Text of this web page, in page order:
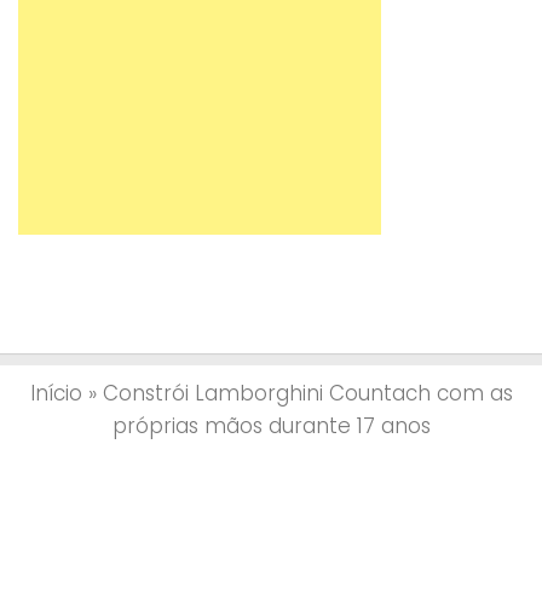
Início » Constrói Lamborghini Countach com as
próprias mãos durante 17 anos